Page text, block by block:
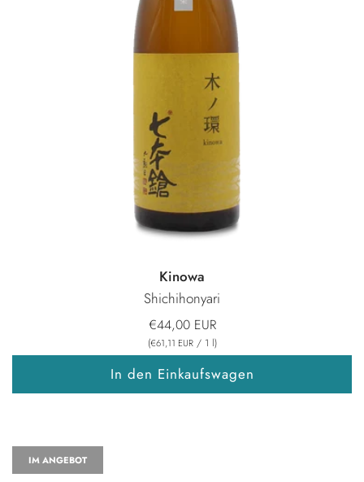
Kinowa
Shichihonyari
€44,00 EUR
(€61,11 EUR / 1 l)
In den Einkaufswagen
IM ANGEBOT